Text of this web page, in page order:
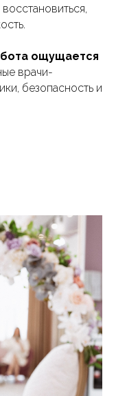
ощущается
врачи-
безопасность и